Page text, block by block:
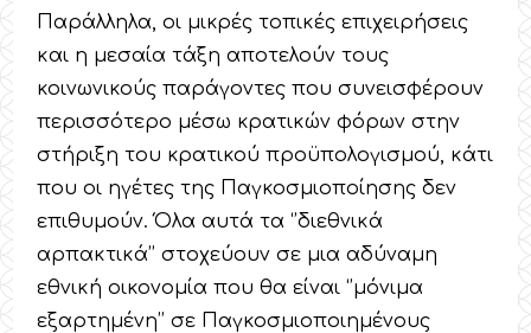
Παράλληλα, οι μικρές τοπικές επιχειρήσεις
και η μεσαία τάξη αποτελούν τους
κοινωνικούς παράγοντες που συνεισφέρουν
περισσότερο μέσω κρατικών φόρων στην
στήριξη του κρατικού προϋπολογισμού, κάτι
που οι ηγέτες της Παγκοσμιοποίησης δεν
επιθυμούν. Όλα αυτά τα ‘’διεθνικά
αρπακτικά’’ στοχεύουν σε μια αδύναμη
εθνική οικονομία που θα είναι ‘’μόνιμα
εξαρτημένη’’ σε Παγκοσμιοποιημένους